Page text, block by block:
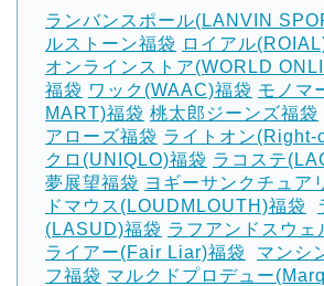
ランバンスポール(LANVIN
ルストーン福袋 ロイアル
オンラインストア(WORLD
福袋 ワック(WAAC)福袋 モノマ
MART)福袋 桃太郎ジーンズ福袋
アローズ福袋 ライトオン(Right-
クロ(UNIQLO)福袋 ラコステ
夢展望福袋 ヨギーサンクチュア
ドマウス(LOUDMLOUTH)福袋
(LASUD)福袋 ラフアンドスウェ
ライアー(Fair Liar)福袋
マンシ
フ福袋 マルクドプロデュー